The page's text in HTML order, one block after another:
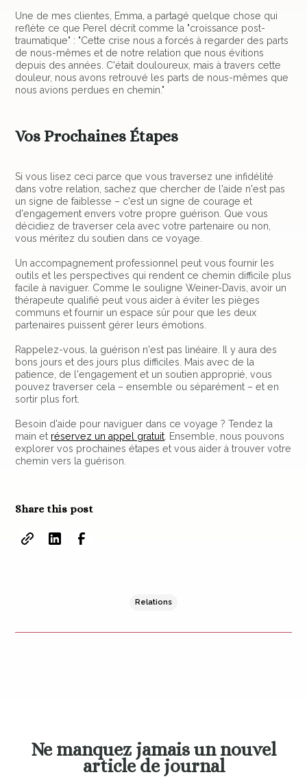
Une de mes clientes, Emma, a partagé quelque chose qui
reflète ce que Perel décrit comme la "croissance post-
traumatique" : "Cette crise nous a forcés à regarder des parts
de nous-mêmes et de notre relation que nous évitions
depuis des années. C'était douloureux, mais à travers cette
douleur, nous avons retrouvé les parts de nous-mêmes que
nous avions perdues en chemin."
Vos Prochaines Étapes
Si vous lisez ceci parce que vous traversez une infidélité
dans votre relation, sachez que chercher de l'aide n'est pas
un signe de faiblesse – c'est un signe de courage et
d'engagement envers votre propre guérison. Que vous
décidiez de traverser cela avec votre partenaire ou non,
vous méritez du soutien dans ce voyage.
Un accompagnement professionnel peut vous fournir les
outils et les perspectives qui rendent ce chemin difficile plus
facile à naviguer. Comme le souligne Weiner-Davis, avoir un
thérapeute qualifié peut vous aider à éviter les pièges
communs et fournir un espace sûr pour que les deux
partenaires puissent gérer leurs émotions.
Rappelez-vous, la guérison n'est pas linéaire. Il y aura des
bons jours et des jours plus difficiles. Mais avec de la
patience, de l'engagement et un soutien approprié, vous
pouvez traverser cela – ensemble ou séparément – et en
sortir plus fort.
Besoin d'aide pour naviguer dans ce voyage ? Tendez la
main et réservez un appel gratuit. Ensemble, nous pouvons
explorer vos prochaines étapes et vous aider à trouver votre
chemin vers la guérison.
Share this post
Relations
Ne manquez jamais un nouvel
article de journal